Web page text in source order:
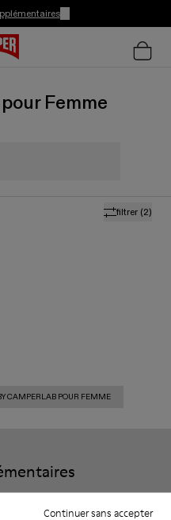
Continuer sans accepter
Femme
filtrer (2)
CAMPERLAB POUR FEMME
notre communauté,
notamment de